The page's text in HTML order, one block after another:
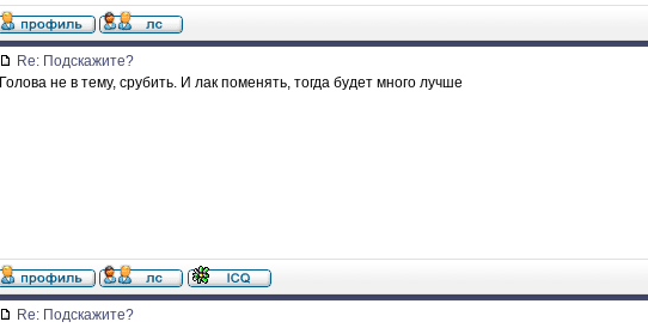
Re: Подскажите?
Голова не в тему, срубить. И лак поменять, тогда будет много лучше
Re: Подскажите?